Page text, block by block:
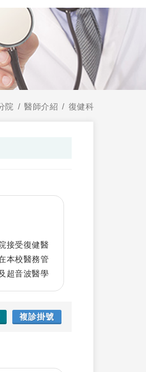
院 醫師介紹 復健科
接受復健醫
本校醫務管
超音波醫學
射治療。
複診掛號